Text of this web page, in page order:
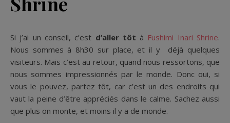
Si j’ai un conseil, c’est d’aller tôt à Fushimi Inari Shrine.
Nous sommes à 8h30 sur place, et il y déjà quelques
visiteurs. Mais c’est au retour, quand nous ressortons, que
nous sommes impressionnés par le monde. Donc oui, si
vous le pouvez, partez tôt, car c’est un des endroits qui
vaut la peine d’être appréciés dans le calme. Sachez aussi
que plus on monte, et moins il y a de monde.